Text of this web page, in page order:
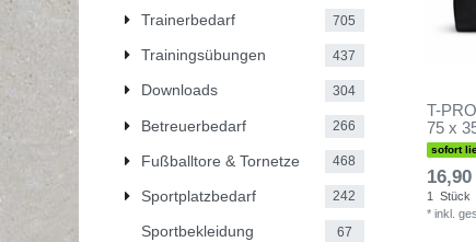
Trainerbedarf 705
Trainingsübungen 437
Downloads 304
Betreuerbedarf 266
Fußballtore & Tornetze 468
Sportplatzbedarf 242
Sportbekleidung 67
T-
75 x
sofort
1 Stück
* inkl.